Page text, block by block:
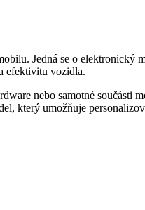
Jedná se o
efektivitu vozidla.
nebo samotné součásti
který umožňuje